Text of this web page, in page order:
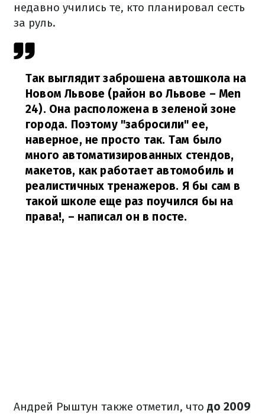
недавно учились те, кто планировал сесть
за руль.
Так выглядит заброшена автошкола на
Новом Львове (район во Львове – Men
24). Она расположена в зеленой зоне
города. Поэтому "забросили" ее,
наверное, не просто так. Там было
много автоматизированных стендов,
макетов, как работает автомобиль и
реалистичных тренажеров. Я бы сам в
такой школе еще раз поучился бы на
права!, – написал он в посте.
Андрей Рыштун также отметил, что до 2009